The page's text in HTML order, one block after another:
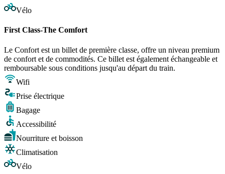
Vélo
First Class-The Comfort
Le Confort est un billet de première classe, offre un niveau premium
de confort et de commodités. Ce billet est également échangeable et
remboursable sous conditions jusqu'au départ du train.
Wifi
Prise électrique
Bagage
Accessibilité
Nourriture et boisson
Climatisation
Vélo